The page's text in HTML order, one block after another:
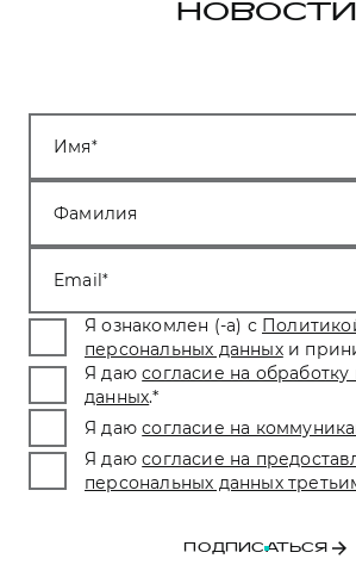
НОВОСТИ
Имя
Фамилия
Email
Я ознакомлен (-а) с
персональных данных и
Я даю согласие на
данных.*
Я даю согласие на
Я даю согласие на
персональных данных
ПОДПИСАТЬСЯ